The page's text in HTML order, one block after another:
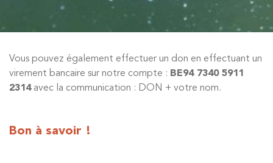
Vous pouvez également effectuer un don en effectuant un
virement bancaire sur notre compte : BE94 7340 5911
2314avec la communication : DON + votre nom.
Bon à savoir !